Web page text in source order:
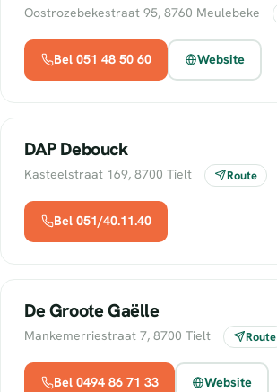
Oostrozebekestraat 95, 8760 Meulebeke
Bel 051 48 50 60 Website
DAP Debouck
Kasteelstraat 169, 8700 Tielt Route
Bel 051/40.11.40
De Groote Gaëlle
Mankemerriestraat 7, 8700 Tielt Route
Bel 0494 86 71 33 Website